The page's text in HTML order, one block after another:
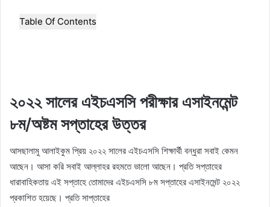
Table Of Contents
২০২২ সালের এইচএসসি পরীক্ষার এসাইনমেন্ট
৮ম/অষ্টম সপ্তাহের উত্তর
আসছালামু আলাইকুম প্রিয় ২০২২ সালের এইচএসসি শিক্ষার্থী বন্ধুরা সবাই কেমন
আছেন। আসা করি সবাই আল্লাহর রহমতে ভালো আছেন। প্র‍তি সপ্তাহের
ধারাবাহিকতায় এই সপ্তাহে তোমাদের এইচএসসি ৮ম সপ্তাহের এসাইনমেন্ট ২০২২
প্রকাশিত হয়েছে। প্রতি সাপ্তাহের